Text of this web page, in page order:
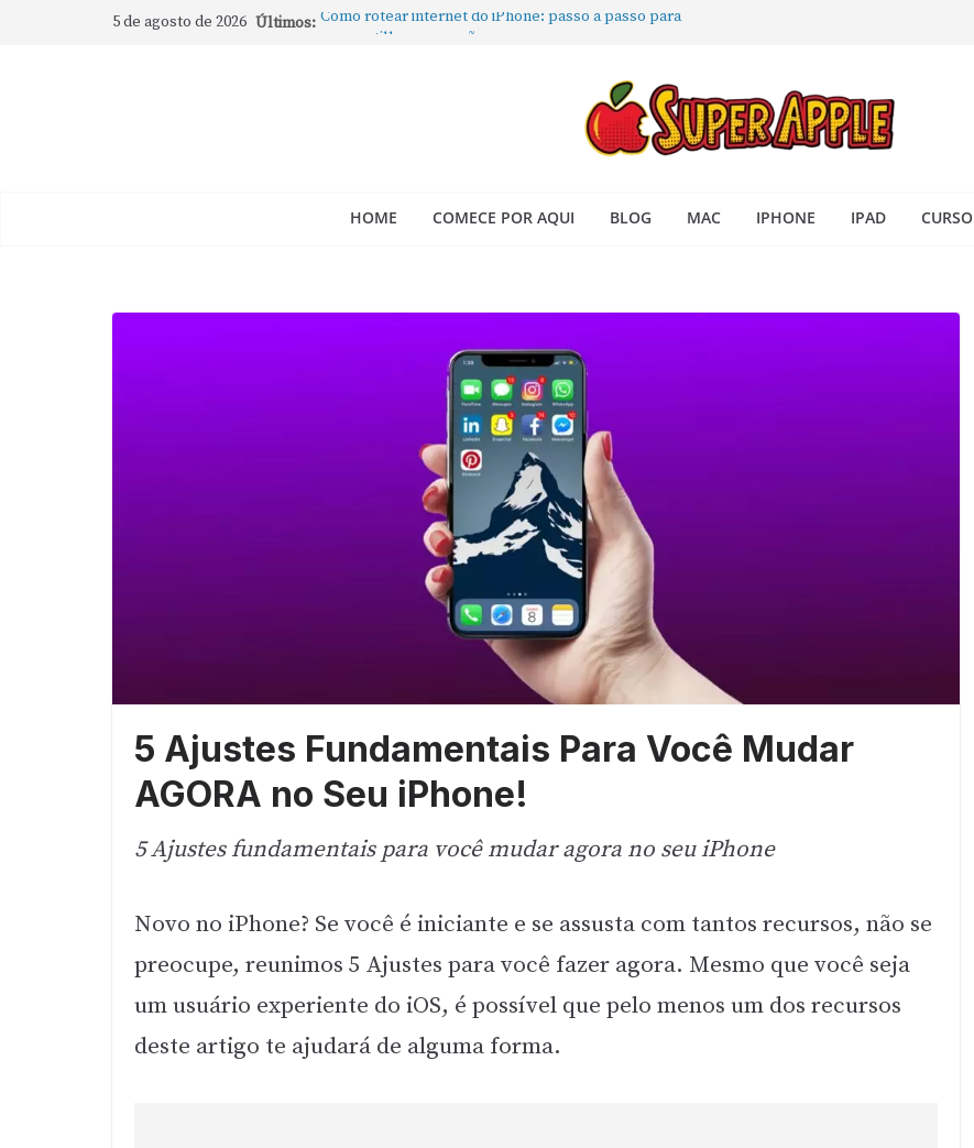
5 de agosto de 2026 Últimos: Como rotear internet do iPhone: passo a passo para
Como Usar os Cantos de Acesso Rápido no Mac
Como fechar rapidamente todas as janelas ou aplicativos
Como gravar tela do MacBook: passo a passo simples
HOME COMECE POR AQUI BLOG MAC IPHONE IPAD CURSO
5 Ajustes Fundamentais Para Você Mudar
AGORA no Seu iPhone!
5 Ajustes fundamentais para você mudar agora no seu iPhone
Novo no iPhone? Se você é iniciante e se assusta com tantos recursos, não se
preocupe, reunimos 5 Ajustes para você fazer agora. Mesmo que você seja
um usuário experiente do iOS, é possível que pelo menos um dos recursos
deste artigo te ajudará de alguma forma.